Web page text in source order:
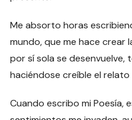
Me absorto horas
mundo, que me hace crear
por sí sola se desenvuelve,
haciéndose creíble el relato
Cuando escribo mi Poesía,